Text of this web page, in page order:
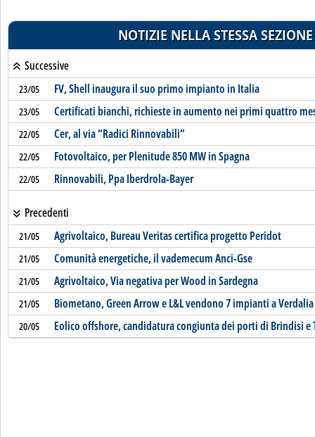
NOTIZIE NELLA STESSA SEZIONE
Successive
23/05 FV, Shell inaugura il suo primo impianto in Italia
23/05 Certificati bianchi, richieste in aumento nei primi quattro
22/05 Cer, al via “Radici Rinnovabili”
22/05 Fotovoltaico, per Plenitude 850 MW in Spagna
22/05 Rinnovabili, Ppa Iberdrola-Bayer
Precedenti
21/05 Agrivoltaico, Bureau Veritas certifica progetto Peridot
21/05 Comunità energetiche, il vademecum Anci-Gse
21/05 Agrivoltaico, Via negativa per Wood in Sardegna
21/05 Biometano, Green Arrow e L&L vendono 7 impianti a
20/05 Eolico offshore, candidatura congiunta dei porti di Brindisi e